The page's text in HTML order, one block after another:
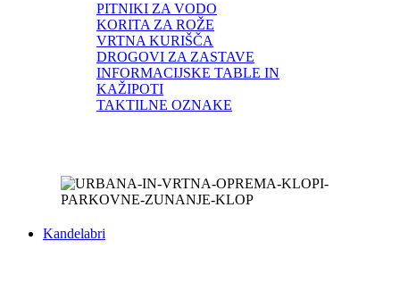
PITNIKI ZA VODO
KORITA ZA ROŽE
VRTNA KURIŠČA
DROGOVI ZA ZASTAVE
INFORMACIJSKE TABLE IN
KAŽIPOTI
TAKTILNE OZNAKE
Kandelabri